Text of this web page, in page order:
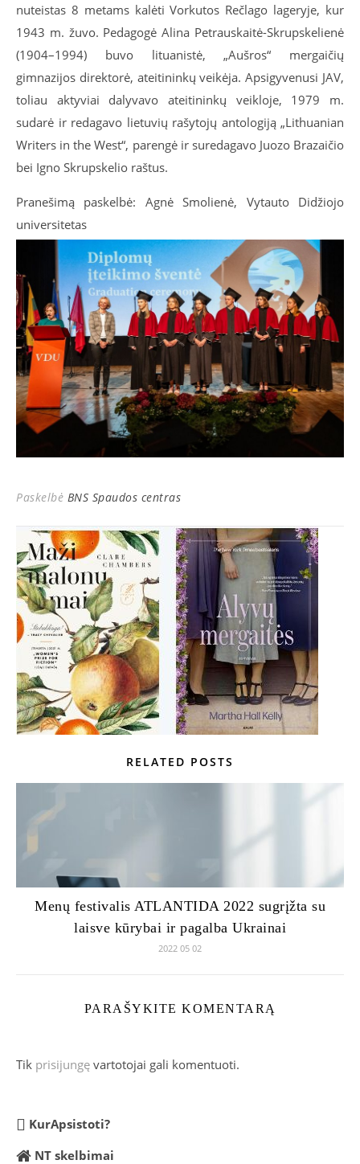
nuteistas 8 metams kalėti Vorkutos Rečlago lageryje, kur
1943 m. žuvo. Pedagogė Alina Petrauskaitė-Skrupskelienė
(1904–1994) buvo lituanistė, „Aušros“ mergaičių
gimnazijos direktorė, ateitininkų veikėja. Apsigyvenusi JAV,
toliau aktyviai dalyvavo ateitininkų veikloje, 1979 m.
sudarė ir redagavo lietuvių rašytojų antologiją „Lithuanian
Writers in the West“, parengė ir suredagavo Juozo Brazaičio
bei Igno Skrupskelio raštus.
Pranešimą paskelbė: Agnė Smolienė, Vytauto Didžiojo
universitetas
Paskelbė BNS Spaudos centras
RELATED POSTS
Menų festivalis ATLANTIDA 2022 sugrįžta su
laisve kūrybai ir pagalba Ukrainai
2022 05 02
PARAŠYKITE KOMENTARĄ
Tik prisijungę vartotojai gali komentuoti.
KurApsistoti?
NT skelbimai